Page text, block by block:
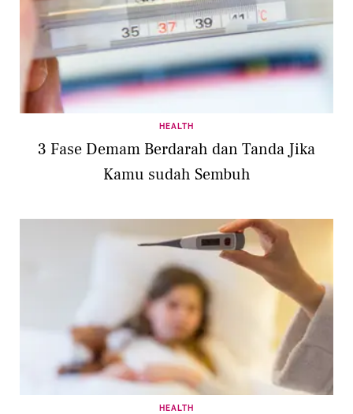
HEALTH
3 Fase Demam Berdarah dan Tanda Jika
Kamu sudah Sembuh
HEALTH